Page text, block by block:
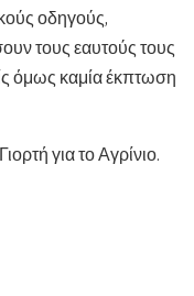
οδηγούς,
τους εαυτούς τους
όμως καμία έκπτωση
για το Αγρίνιο.